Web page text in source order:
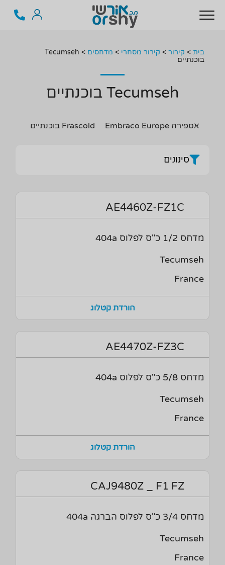
בית > קירור > קירור מסחרי > מדחסים >
Tecumseh
בוכנתיים
Tecumseh בוכנתיים
אספירה Embraco Europe Frascold בוכנתיים
סינונים
AE4460Z-FZ1C
מדחס 1/2 כ"ס לפלוס 404a
Tecumseh
France
הורדת קטלוג
AE4470Z-FZ3C
מדחס 5/8 כ"ס לפלוס 404a
Tecumseh
France
הורדת קטלוג
CAJ9480Z _ F1 FZ
מדחס 3/4 כ"ס לפלוס הברגה 404a
Tecumseh
France